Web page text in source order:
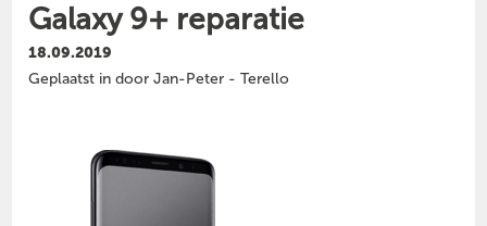
Galaxy 9+ reparatie
18.09.2019
Geplaatst in door Jan-Peter - Terello